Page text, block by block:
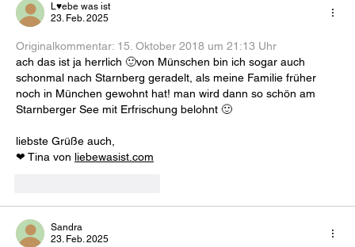
L♥ebe was ist
23. Feb. 2025
Originalkommentar: 15. Oktober 2018 um 21:13 Uhr
ach das ist ja herrlich 🙂von Münschen bin ich sogar auch
schonmal nach Starnberg geradelt, als meine Familie früher
noch in München gewohnt hat! man wird dann so schön am
Starnberger See mit Erfrischung belohnt 🙂
liebste Grüße auch,
❤ Tina von liebewasist.com
Sandra
23. Feb. 2025